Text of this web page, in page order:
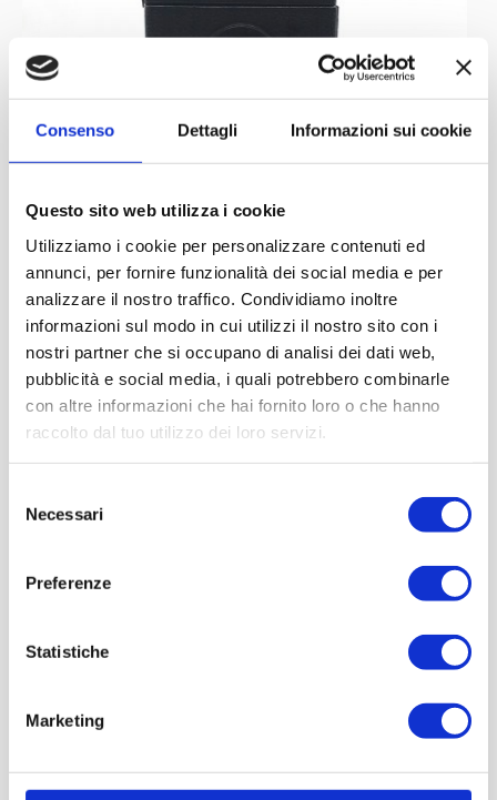
Consenso Dettagli Informazioni sui cookie
Questo sito web utilizza i cookie
Utilizziamo i cookie per personalizzare contenuti ed
annunci, per fornire funzionalità dei social media e per
analizzare il nostro traffico. Condividiamo inoltre
informazioni sul modo in cui utilizzi il nostro sito con i
nostri partner che si occupano di analisi dei dati web,
pubblicità e social media, i quali potrebbero combinarle
con altre informazioni che hai fornito loro o che hanno
raccolto dal tuo utilizzo dei loro servizi.
delNecessari
Preferenze
Statistiche
Marketing
Con il patrocinio di Partner Network